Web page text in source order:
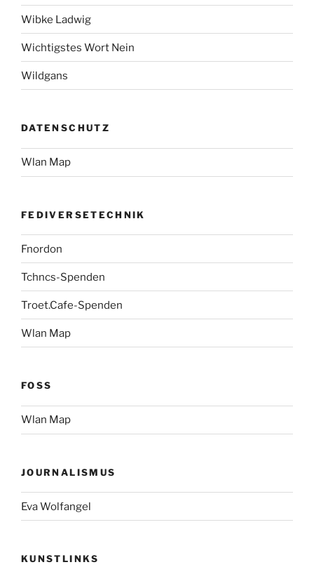
Wibke Ladwig
Wichtigstes Wort Nein
Wildgans
DATENSCHUTZ
Wlan Map
FEDIVERSETECHNIK
Fnordon
Tchncs-Spenden
Troet.Cafe-Spenden
Wlan Map
FOSS
Wlan Map
JOURNALISMUS
Eva Wolfangel
KUNSTLINKS